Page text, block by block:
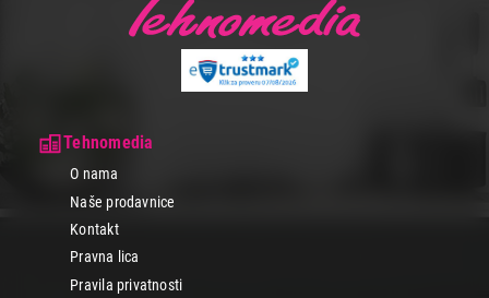
Tehnomedia
O nama
Naše prodavnice
Kontakt
Pravna lica
Pravila privatnosti